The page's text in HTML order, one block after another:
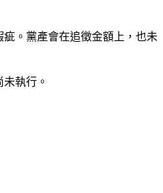
。黨產會在追徵金額上，也未
執行。